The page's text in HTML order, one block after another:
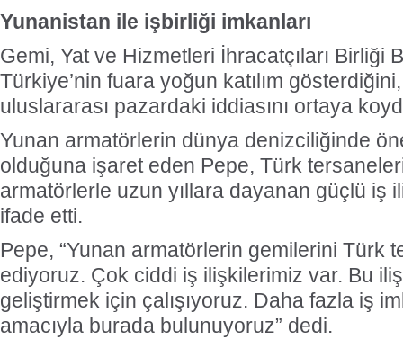
Yunanistan ile işbirliği imkanları
Gemi, Yat ve Hizmetleri İhracatçıları Birliği
Türkiye’nin fuara yoğun katılım
uluslararası pazardaki iddiasını ortaya
Yunan armatörlerin dünya denizciliğinde
olduğuna işaret eden Pepe, Türk
armatörlerle uzun yıllara dayanan güçlü iş
ifade etti.
Pepe, “Yunan armatörlerin gemilerini Türk
ediyoruz. Çok ciddi iş ilişkilerimiz var. Bu
geliştirmek için çalışıyoruz. Daha fazla iş
amacıyla burada bulunuyoruz” dedi.